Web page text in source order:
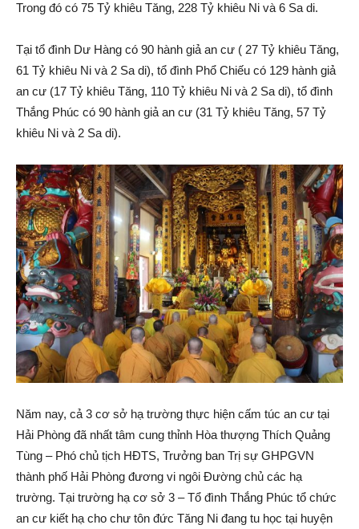
Trong đó có 75 Tỷ khiêu Tăng, 228 Tỷ khiêu Ni và 6 Sa di.
Tại tổ đình Dư Hàng có 90 hành giả an cư ( 27 Tỷ khiêu Tăng,
61 Tỷ khiêu Ni và 2 Sa di), tổ đình Phổ Chiếu có 129 hành giả
an cư (17 Tỷ khiêu Tăng, 110 Tỷ khiêu Ni và 2 Sa di), tổ đình
Thắng Phúc có 90 hành giả an cư (31 Tỷ khiêu Tăng, 57 Tỷ
khiêu Ni và 2 Sa di).
Năm nay, cả 3 cơ sở hạ trường thực hiện cấm túc an cư tại
Hải Phòng đã nhất tâm cung thỉnh Hòa thượng Thích Quảng
Tùng – Phó chủ tịch HĐTS, Trưởng ban Trị sự GHPGVN
thành phố Hải Phòng đương vi ngôi Đường chủ các hạ
trường. Tại trường hạ cơ sở 3 – Tổ đình Thắng Phúc tổ chức
an cư kiết hạ cho chư tôn đức Tăng Ni đang tu học tại huyện